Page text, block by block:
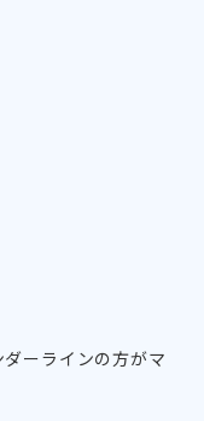
ーラインの方がマ